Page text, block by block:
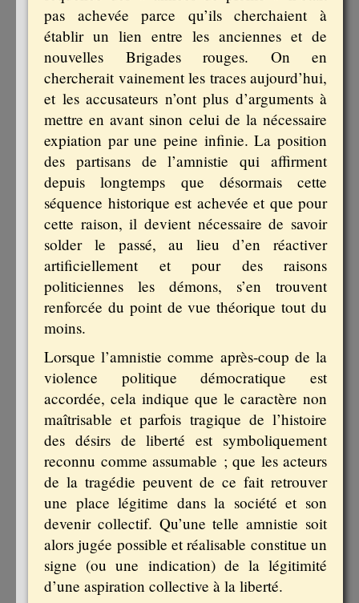
pas achevée parce qu’ils cherchaient à
établir un lien entre les anciennes et de
nouvelles Brigades rouges. On en
chercherait vainement les traces aujourd’hui,
et les accusateurs n’ont plus d’arguments à
mettre en avant sinon celui de la nécessaire
expiation par une peine infinie. La position
des partisans de l’amnistie qui affirment
depuis longtemps que désormais cette
séquence historique est achevée et que pour
cette raison, il devient nécessaire de savoir
solder le passé, au lieu d’en réactiver
artificiellement et pour des raisons
politiciennes les démons, s’en trouvent
renforcée du point de vue théorique tout du
moins.
Lorsque l’amnistie comme après-coup de la
violence politique démocratique est
accordée, cela indique que le caractère non
maîtrisable et parfois tragique de l’histoire
des désirs de liberté est symboliquement
reconnu comme assumable ; que les acteurs
de la tragédie peuvent de ce fait retrouver
une place légitime dans la société et son
devenir collectif. Qu’une telle amnistie soit
alors jugée possible et réalisable constitue un
signe (ou une indication) de la légitimité
d’une aspiration collective à la liberté.